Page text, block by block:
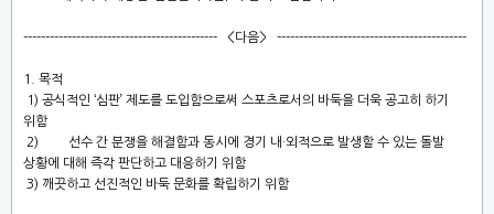
-------------------------------------------- <다음> -------------------------------------------
1. 목적
1) 공식적인 ‘심판’ 제도를 도입함으로써 스포츠로서의 바둑을 더욱 공고히 하기
위함
2) 선수 간 분쟁을 해결함과 동시에 경기 내 ·외적으로 발생할 수 있는 돌발
상황에 대해 즉각 판단하고 대응하기 위함
3) 깨끗하고 선진적인 바둑 문화를 확립하기 위함